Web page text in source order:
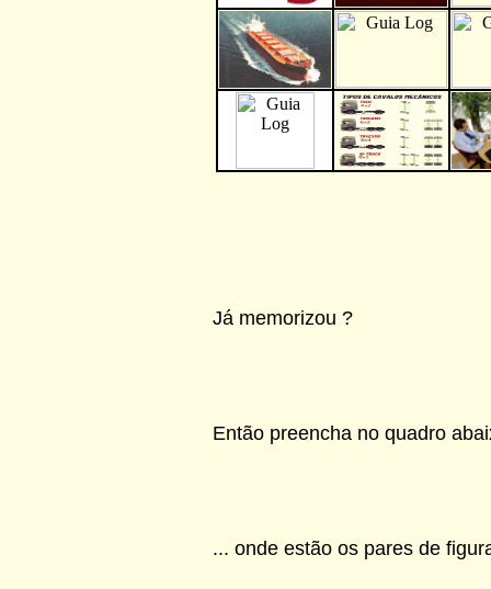
Já memorizou ?
Então preencha no quadro
... onde estão os pares de